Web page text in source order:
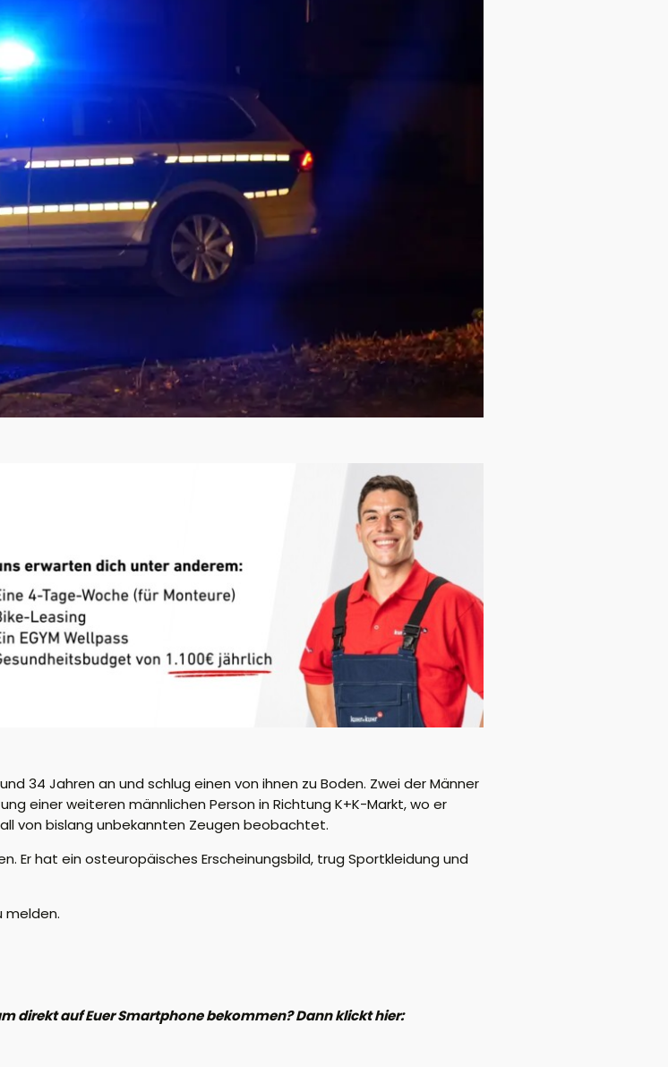
34 Jahren an und schlug einen von ihnen zu Boden. Zwei der Männer
einer weiteren männlichen Person in Richtung K+K-Markt, wo er
von bislang unbekannten Zeugen beobachtet.
Er hat ein osteuropäisches Erscheinungsbild, trug Sportkleidung und
melden.
direkt auf Euer Smartphone bekommen? Dann klickt hier: